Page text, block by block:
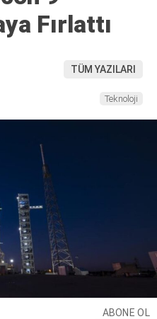
WhatsApp İhbar Hattı
Facebook
Fırlattı
TÜM YAZILARI
Teknoloji
ABONE OL